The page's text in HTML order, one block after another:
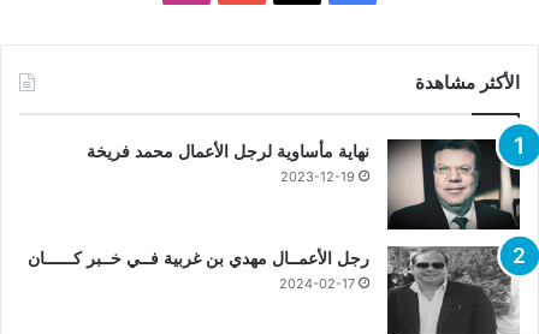
الأكثر مشاهدة
نهاية مأساوية لرجل الأعمال محمد فريخة
2023-12-19
رجل الأعمــال مهدي بن غربية فــي خــبر كــــــان
2024-02-17